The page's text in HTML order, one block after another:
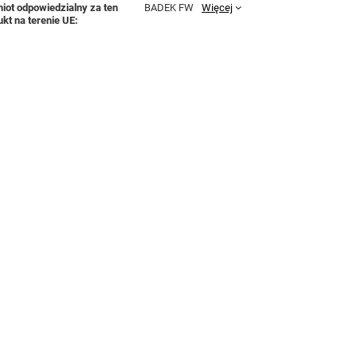
odpowiedzialny za ten
na terenie UE
BADEK FW Więcej